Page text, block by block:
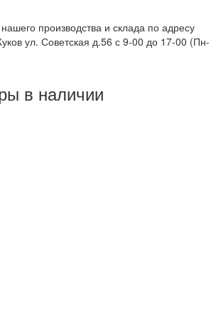
производства и склада по адресу
ул. Советская д.56 с 9-00 до 17-00 (Пн-
в наличии